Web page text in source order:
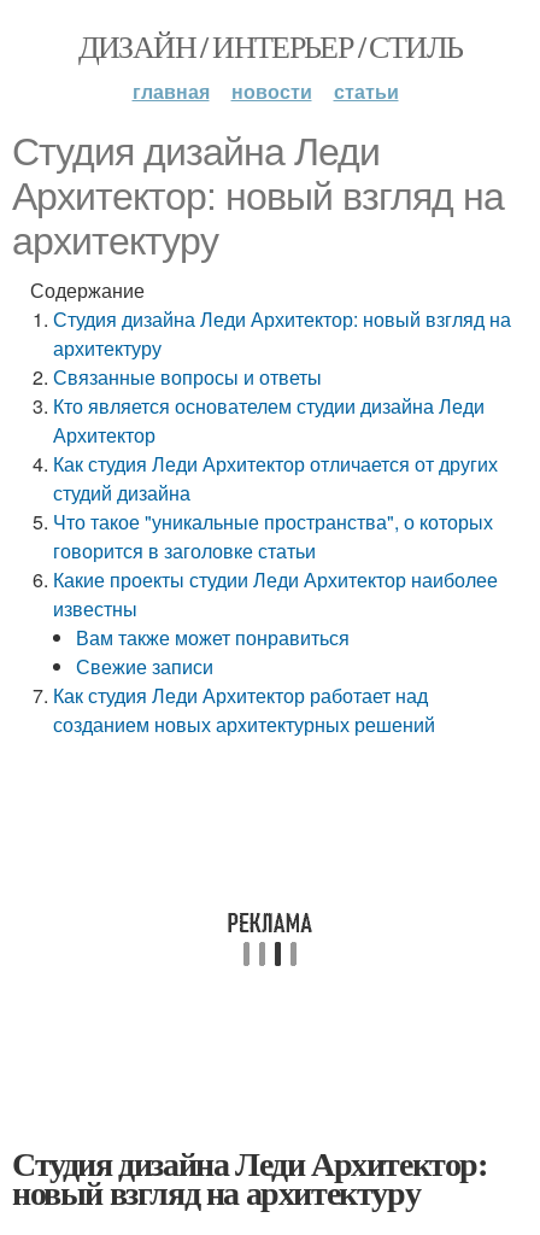
ДИЗАЙН / ИНТЕРЬЕР / СТИЛЬ
главная новости статьи
Студия дизайна Леди
Архитектор: новый взгляд на
архитектуру
Содержание
Студия дизайна Леди Архитектор: новый взгляд на
архитектуру
Связанные вопросы и ответы
Кто является основателем студии дизайна Леди
Архитектор
Как студия Леди Архитектор отличается от других
студий дизайна
Что такое "уникальные пространства", о которых
говорится в заголовке статьи
Какие проекты студии Леди Архитектор наиболее
известны
Вам также может понравиться
Свежие записи
Как студия Леди Архитектор работает над
созданием новых архитектурных решений
Студия дизайна Леди Архитектор:
новый взгляд на архитектуру